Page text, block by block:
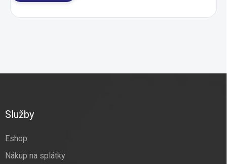
Služby
Eshop
Nákup na splátky